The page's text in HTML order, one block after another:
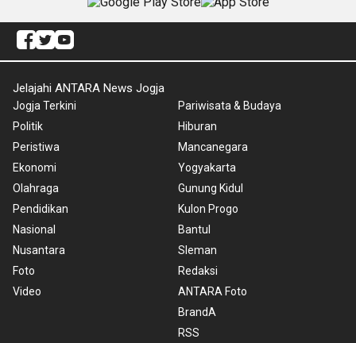
Jelajahi ANTARA News Jogja
Jogja Terkini
Politik
Peristiwa
Ekonomi
Olahraga
Pendidikan
Nasional
Nusantara
Foto
Video
Pariwisata & Budaya
Hiburan
Mancanegara
Yogyakarta
Gunung Kidul
Kulon Progo
Bantul
Sleman
Redaksi
ANTARA Foto
BrandA
RSS